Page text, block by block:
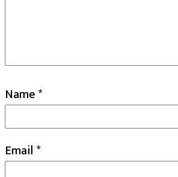
Name*
Email*